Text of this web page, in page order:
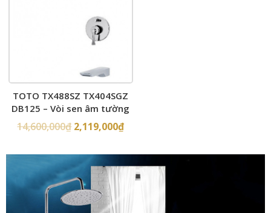
TOTO TX488SZ TX404SGZ
DB125 – Vòi sen âm tường
14,600,000₫ 2,119,000₫